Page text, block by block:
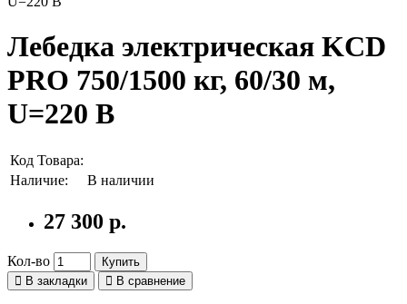
Лебедка электрическая KCD
PRO 750/1500 кг, 60/30 м,
U=220 В
Код Товара:
Наличие:
В наличии
27 300 р.
Кол-во
Купить
В закладки
В сравнение